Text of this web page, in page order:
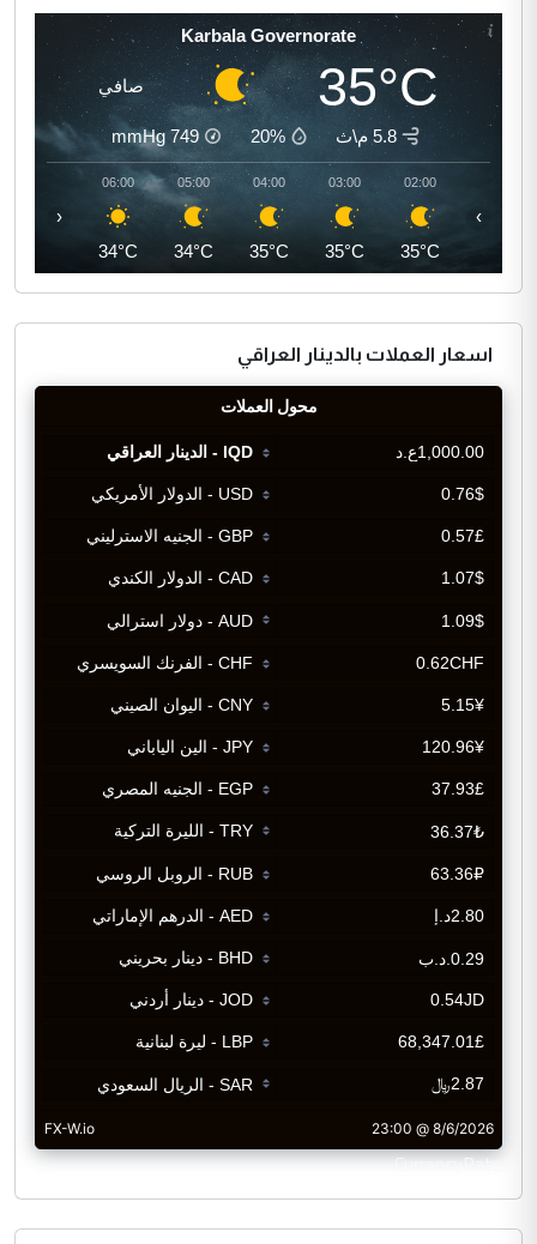
Karbala Governorate
35°C صافي
5.8 م\ث 20%
749
mmHg
02:00
35°C
03:00
35°C
04:00
35°C
05:00
34°C
06:00
34°C
‹ ›
اسعار العملات بالدينار العراقي
CurrencyRate